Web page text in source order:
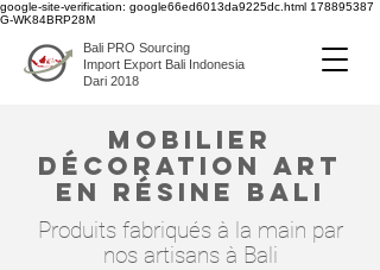
google-site-verification: google66ed6013da9225dc.html 178895387
G-WK84BRP28M
Bali PRO Sourcing
Import Export Bali Indonesia
Dari 2018
mobilier
décoration art
en résine bali
Produits fabriqués à la main par
nos artisans à Bali